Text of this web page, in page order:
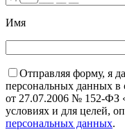
Имя
Отправляя форму, я
персональных данных в
от 27.07.2006 № 152-ФЗ
условиях и для целей,
персональных данных.